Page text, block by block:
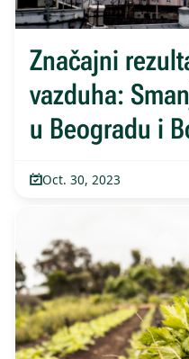
Značajni
vazduha:
u Beogradu i
Oct. 30, 2023